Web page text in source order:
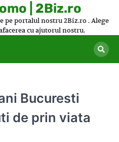
| 2Biz.ro
portalul nostru 2Biz.ro . Alege
cu ajutorul nostru.
Bucuresti
de prin viata